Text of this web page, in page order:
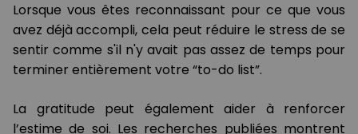
Lorsque vous êtes reconnaissant pour ce que vous
avez déjà accompli, cela peut réduire le stress de se
sentir comme s'il n'y avait pas assez de temps pour
terminer entièrement votre “to-do list”.
La gratitude peut également aider à renforcer
l’estime de soi. Les recherches publiées montrent